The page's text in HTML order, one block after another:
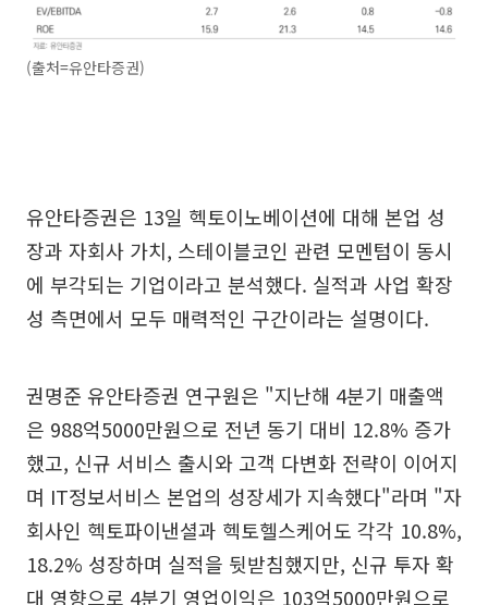
(출처=유안타증권)
유안타증권은 13일 헥토이노베이션에 대해 본업 성
장과 자회사 가치, 스테이블코인 관련 모멘텀이 동시
에 부각되는 기업이라고 분석했다. 실적과 사업 확장
성 측면에서 모두 매력적인 구간이라는 설명이다.
권명준 유안타증권 연구원은 "지난해 4분기 매출액
은 988억5000만원으로 전년 동기 대비 12.8% 증가
했고, 신규 서비스 출시와 고객 다변화 전략이 이어지
며 IT정보서비스 본업의 성장세가 지속했다"라며 "자
회사인 헥토파이낸셜과 헥토헬스케어도 각각 10.8%,
18.2% 성장하며 실적을 뒷받침했지만, 신규 투자 확
대 영향으로 4분기 영업이익은 103억5000만원으로